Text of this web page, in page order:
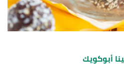
أبوكويك